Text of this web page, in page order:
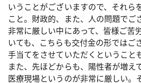
いうことがございますので、それら
こと。財政的、また、人の問題でご
非常に厳しい中にあって、皆様ご苦
いても、こちらも交付金の形ではご
手当てをさせていただくということ
また、先ほどからも、陽性者が増え
医療現場というのが非常に厳しい。